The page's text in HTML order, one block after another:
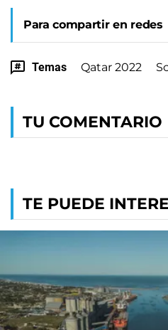
Para compartir en redes
Temas Qatar 2022
TU COMENTARIO
TE PUEDE